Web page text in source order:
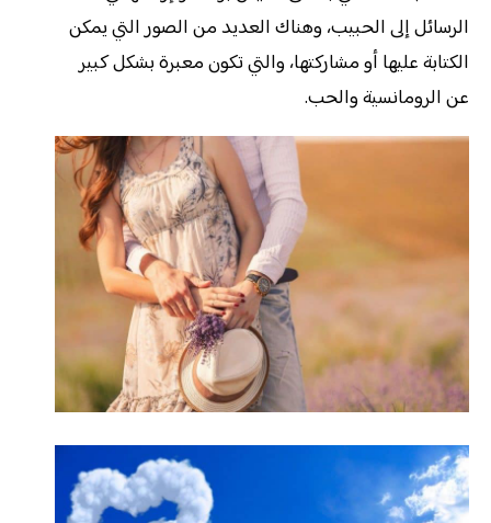
الرسائل إلى الحبيب، وهناك العديد من الصور التي يمكن
الكتابة عليها أو مشاركتها، والتي تكون معبرة بشكل كبير
عن الرومانسية والحب.